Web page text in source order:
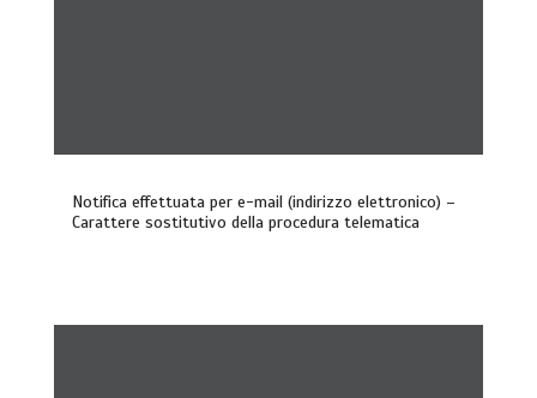
Notifica effettuata per e-mail (indirizzo elettronico) –
Carattere sostitutivo della procedura telematica